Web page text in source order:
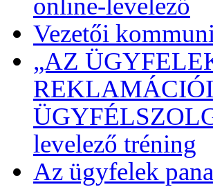
online-levelező
Vezetői
„AZ
levelező tréning
Az ügyfelek